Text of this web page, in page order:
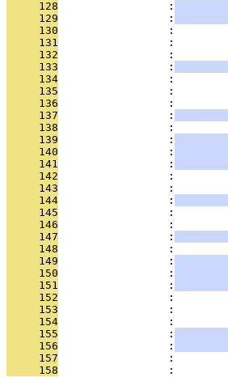
     128
                 :
     129
                 :
     130
:
     131
:
     132
:
     133
                 :
     134
:
     135
:
     136
:
     137
                 :
     138
:
     139
                 :
     140
                 :
     141
                 :
     142
:
     143
:
     144
                 :
     145
:
     146
:
     147
                 :
     148
:
     149
                 :
     150
                 :
     151
                 :
     152
:
     153
:
     154
:
     155
                 :
     156
                 :
     157
:
     158
: